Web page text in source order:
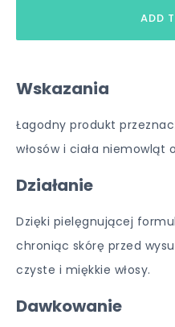
Wskazania
Łagodny produkt
włosów i ciała niemowląt
Działanie
Dzięki pielęgnującej
chroniąc skórę przed
czyste i miękkie włosy.
Dawkowanie